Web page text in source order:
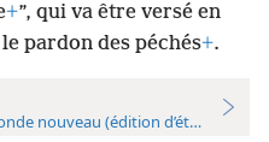
+”, qui va être versé en
pardon des péchés+.
nouveau (édition d’étude)